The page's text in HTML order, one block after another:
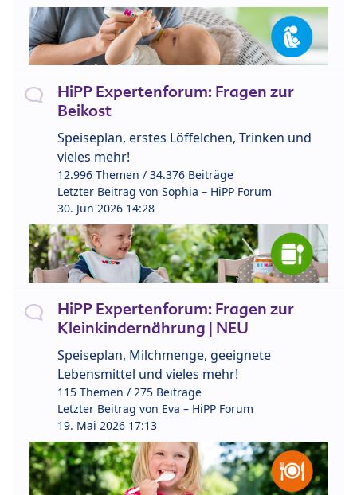
HiPP Expertenforum: Fragen zur
Beikost
Speiseplan, erstes Löffelchen, Trinken und
vieles mehr!
12.996 Themen / 34.376 Beiträge
Letzter Beitrag von Sophia – HiPP Forum
30. Jun 2026 14:28
HiPP Expertenforum: Fragen zur
Kleinkindernährung | NEU
Speiseplan, Milchmenge, geeignete
Lebensmittel und vieles mehr!
115 Themen / 275 Beiträge
Letzter Beitrag von Eva – HiPP Forum
19. Mai 2026 17:13